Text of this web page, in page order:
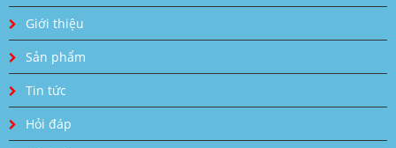
Giới thiệu
Sản phẩm
Tin tức
Hỏi đáp